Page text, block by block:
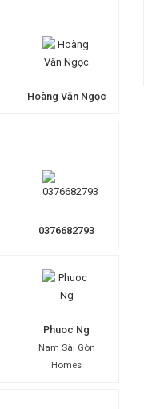
Hoàng Văn Ngọc
0376682793
Phuoc Ng
Nam Sài Gòn
Homes